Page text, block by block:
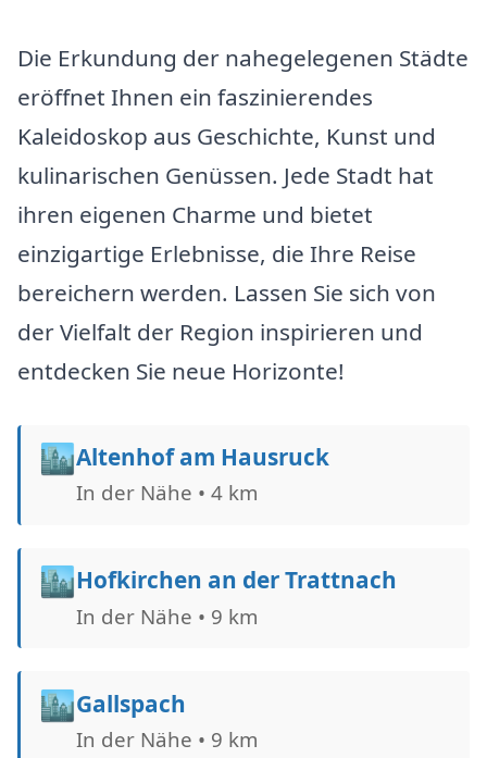
Die Erkundung der nahegelegenen Städte
eröffnet Ihnen ein faszinierendes
Kaleidoskop aus Geschichte, Kunst und
kulinarischen Genüssen. Jede Stadt hat
ihren eigenen Charme und bietet
einzigartige Erlebnisse, die Ihre Reise
bereichern werden. Lassen Sie sich von
der Vielfalt der Region inspirieren und
entdecken Sie neue Horizonte!
🏙️Altenhof am Hausruck
In der Nähe • 4 km
🏙️Hofkirchen an der Trattnach
In der Nähe • 9 km
🏙️Gallspach
In der Nähe • 9 km